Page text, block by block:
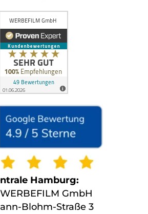
Hamburg:
GmbH
Blohm-Straße 3